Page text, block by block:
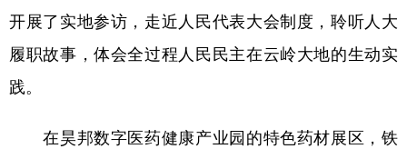
开展了实地参访，走近人民代表大会制度，聆听人大
履职故事，体会全过程人民民主在云岭大地的生动实
践。
在昊邦数字医药健康产业园的特色药材展区，铁